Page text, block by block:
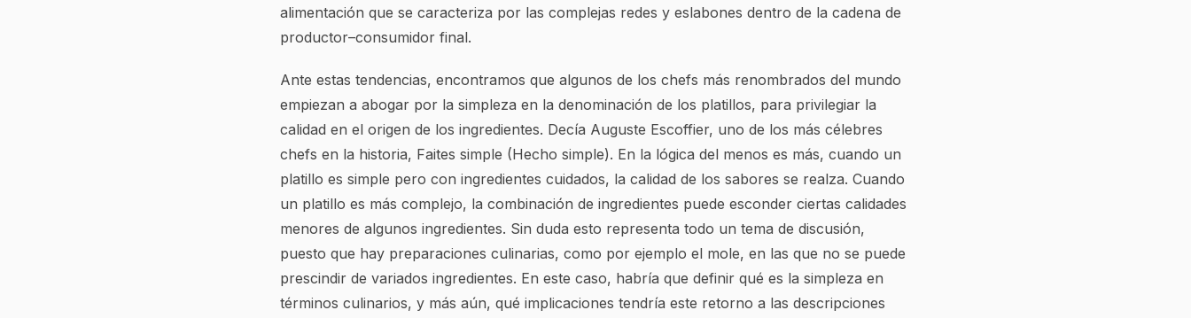
alimentación que se caracteriza por las complejas redes y eslabones dentro de la cadena de
productor–consumidor final.
Ante estas tendencias, encontramos que algunos de los chefs más renombrados del mundo
empiezan a abogar por la simpleza en la denominación de los platillos, para privilegiar la
calidad en el origen de los ingredientes. Decía Auguste Escoffier, uno de los más célebres
chefs en la historia, Faites simple (Hecho simple). En la lógica del menos es más, cuando un
platillo es simple pero con ingredientes cuidados, la calidad de los sabores se realza. Cuando
un platillo es más complejo, la combinación de ingredientes puede esconder ciertas calidades
menores de algunos ingredientes. Sin duda esto representa todo un tema de discusión,
puesto que hay preparaciones culinarias, como por ejemplo el mole, en las que no se puede
prescindir de variados ingredientes. En este caso, habría que definir qué es la simpleza en
términos culinarios, y más aún, qué implicaciones tendría este retorno a las descripciones